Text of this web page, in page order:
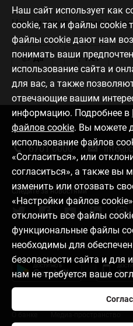
Нашли ответ на свой
Да Нет
Наш сайт использует как
cookie, так и файлы cookie
файлы cookie дают нам
понимать ваши
использование сайта и
для вас, а также
отвечающие вашим
информацию. Подробнее в
файлов cookie. Вы можете
использование файлов
«Согласиться», или
согласиться», а также вы
изменить или отозвать
«Настройки файлов
отклонить все файлы
функциональные файлы
необходимы для
безопасности сайта и для
нам не требуется ваше
Связаться с нами
6701 0000
Следите за новостями
Установить приложение